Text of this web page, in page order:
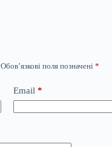
Обов’язкові поля позначені *
Email *